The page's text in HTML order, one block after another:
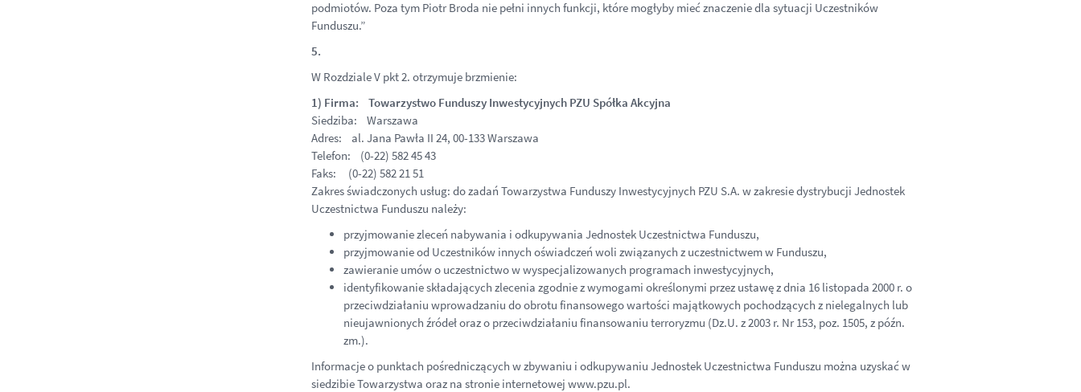
podmiotów. Poza tym Piotr Broda nie pełni innych funkcji, które mogłyby mieć znaczenie dla sytuacji Uczestników
Funduszu.”
5.
W Rozdziale V pkt 2. otrzymuje brzmienie:
1) Firma: Towarzystwo Funduszy Inwestycyjnych PZU Spółka Akcyjna
Siedziba: Warszawa
Adres: al. Jana Pawła II 24, 00-133 Warszawa
Telefon: (0-22) 582 45 43
Faks: (0-22) 582 21 51
Zakres świadczonych usług: do zadań Towarzystwa Funduszy Inwestycyjnych PZU S.A. w zakresie dystrybucji Jednostek
Uczestnictwa Funduszu należy:
przyjmowanie zleceń nabywania i odkupywania Jednostek Uczestnictwa Funduszu,
przyjmowanie od Uczestników innych oświadczeń woli związanych z uczestnictwem w Funduszu,
zawieranie umów o uczestnictwo w wyspecjalizowanych programach inwestycyjnych,
identyfikowanie składających zlecenia zgodnie z wymogami określonymi przez ustawę z dnia 16 listopada 2000 r. o
przeciwdziałaniu wprowadzaniu do obrotu finansowego wartości majątkowych pochodzących z nielegalnych lub
nieujawnionych źródeł oraz o przeciwdziałaniu finansowaniu terroryzmu (Dz.U. z 2003 r. Nr 153, poz. 1505, z późn.
zm.).
Informacje o punktach pośredniczących w zbywaniu i odkupywaniu Jednostek Uczestnictwa Funduszu można uzyskać w
siedzibie Towarzystwa oraz na stronie internetowej www.pzu.pl.